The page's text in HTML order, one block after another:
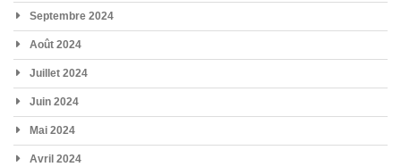
Septembre 2024
Août 2024
Juillet 2024
Juin 2024
Mai 2024
Avril 2024